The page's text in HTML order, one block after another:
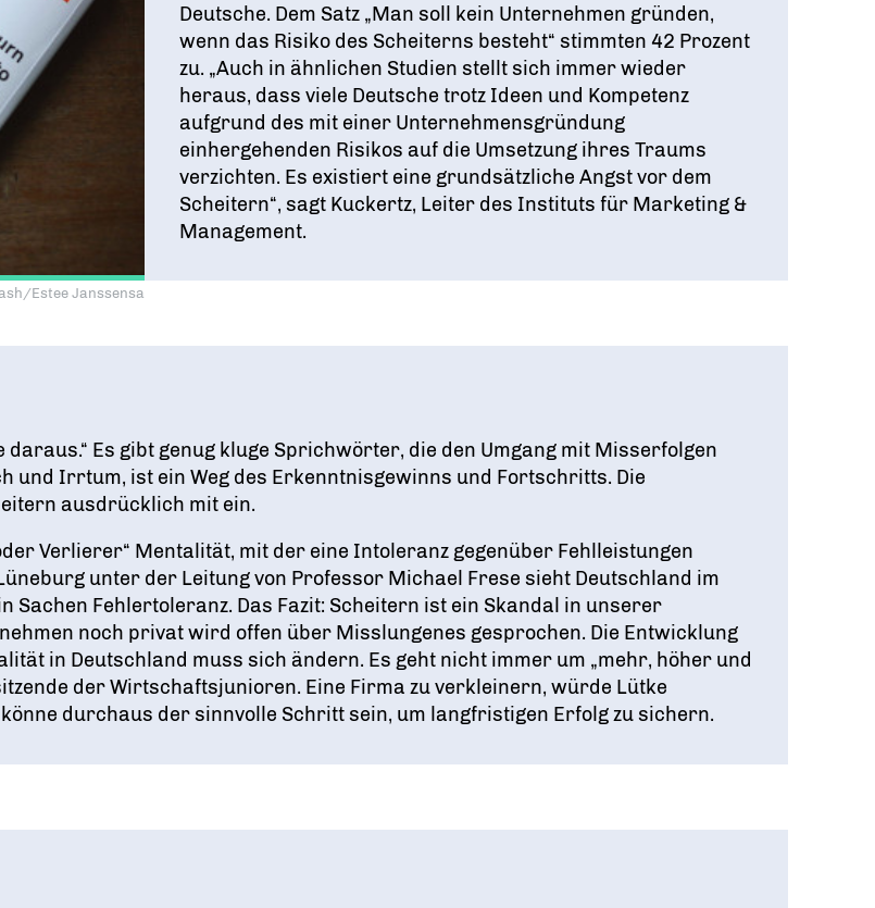
Estee Janssensa
Deutsche. Dem Satz „Man soll kein Unternehmen gründen,
wenn das Risiko des Scheiterns besteht“ stimmten 42 Prozent
zu. „Auch in ähnlichen Studien stellt sich immer wieder
heraus, dass viele Deutsche trotz Ideen und Kompetenz
aufgrund des mit einer Unternehmensgründung
einhergehenden Risikos auf die Umsetzung ihres Traums
verzichten. Es existiert eine grundsätzliche Angst vor dem
Scheitern“, sagt Kuckertz, Leiter des Instituts für Marketing &
Management.
Es gibt genug kluge Sprichwörter, die den Umgang mit Misserfolgen
und Irrtum, ist ein Weg des Erkenntnisgewinns und Fortschritts. Die
ausdrücklich mit ein.
Verlierer“ Mentalität, mit der eine Intoleranz gegenüber Fehlleistungen
unter der Leitung von Professor Michael Frese sieht Deutschland im
Sachen Fehlertoleranz. Das Fazit: Scheitern ist ein Skandal in unserer
noch privat wird offen über Misslungenes gesprochen. Die Entwicklung
in Deutschland muss sich ändern. Es geht nicht immer um „mehr, höher und
der Wirtschaftsjunioren. Eine Firma zu verkleinern, würde Lütke
durchaus der sinnvolle Schritt sein, um langfristigen Erfolg zu sichern.